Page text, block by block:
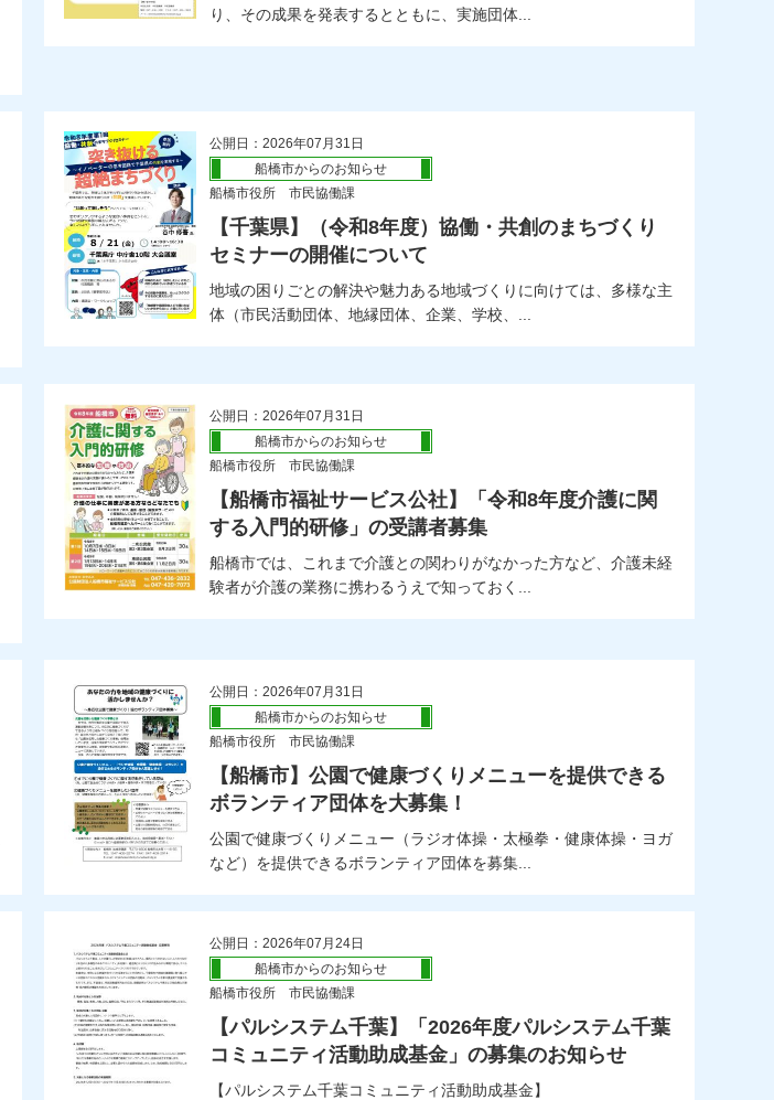
り、その成果を発表するとともに、実施団体...
公開日：2026年07月31日
船橋市からのお知らせ
船橋市役所 市民協働課
【千葉県】（令和8年度）協働・共創のまちづくり
セミナーの開催について
地域の困りごとの解決や魅力ある地域づくりに向けては、多様な主
体（市民活動団体、地縁団体、企業、学校、...
公開日：2026年07月31日
船橋市からのお知らせ
船橋市役所 市民協働課
【船橋市福祉サービス公社】「令和8年度介護に関
する入門的研修」の受講者募集
船橋市では、これまで介護との関わりがなかった方など、介護未経
験者が介護の業務に携わるうえで知っておく...
公開日：2026年07月31日
船橋市からのお知らせ
船橋市役所 市民協働課
【船橋市】公園で健康づくりメニューを提供できる
ボランティア団体を大募集！
公園で健康づくりメニュー（ラジオ体操・太極拳・健康体操・ヨガ
など）を提供できるボランティア団体を募集...
公開日：2026年07月24日
船橋市からのお知らせ
船橋市役所 市民協働課
【パルシステム千葉】「2026年度パルシステム千葉
コミュニティ活動助成基金」の募集のお知らせ
【パルシステム千葉コミュニティ活動助成基金】